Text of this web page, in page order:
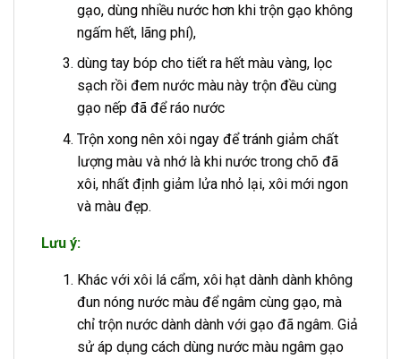
gạo, dùng nhiều nước hơn khi trộn gạo không
ngấm hết, lãng phí),
dùng tay bóp cho tiết ra hết màu vàng, lọc
sạch rồi đem nước màu này trộn đều cùng
gạo nếp đã để ráo nước
Trộn xong nên xôi ngay để tránh giảm chất
lượng màu và nhớ là khi nước trong chõ đã
xôi, nhất định giảm lửa nhỏ lại, xôi mới ngon
và màu đẹp.
Lưu ý:
Khác với xôi lá cẩm, xôi hạt dành dành không
đun nóng nước màu để ngâm cùng gạo, mà
chỉ trộn nước dành dành với gạo đã ngâm. Giả
sử áp dụng cách dùng nước màu ngâm gạo